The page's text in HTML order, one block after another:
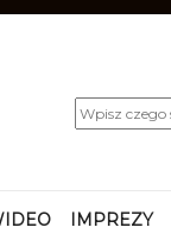
IMPREZY